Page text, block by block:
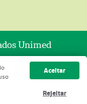
Unimed
Aceitar
Rejeitar